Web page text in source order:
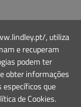
, utiliza
e recuperam
podem ter
obter informações
específicos que
de Cookies.